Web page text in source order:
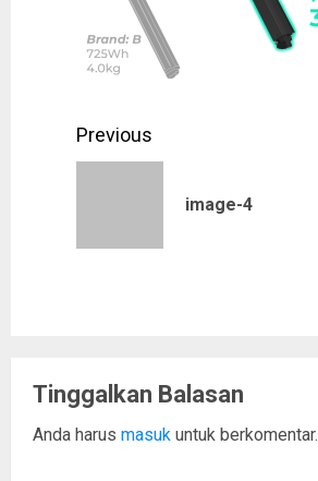
Post
Previous
image-4
Tinggalkan Balasan
Anda harus masuk untuk berkomentar.